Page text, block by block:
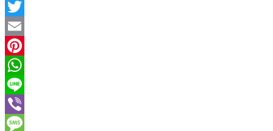
Facebook
Twitter
Email
Pinterest
WhatsApp
Line
Viber